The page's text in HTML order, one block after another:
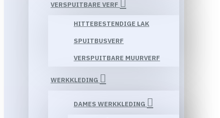
VERSPUITBARE VERF
HITTEBESTENDIGE LAK
SPUITBUSVERF
VERSPUITBARE MUURVERF
WERKKLEDING
DAMES WERKKLEDING